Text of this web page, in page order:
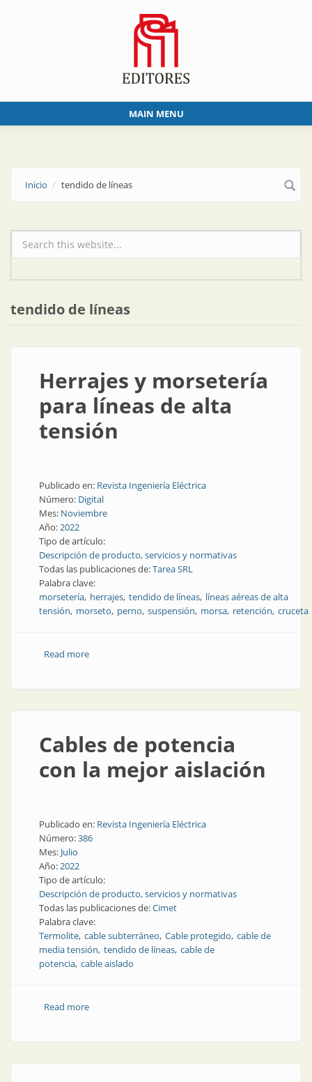
MAIN MENU
Inicio tendido de líneas
Formulario de búsqueda
tendido de líneas
Herrajes y morsetería
para líneas de alta
tensión
Publicado en: Revista Ingeniería Eléctrica
Número: Digital
Mes: Noviembre
Año:2022
Tipo de artículo:
Descripción de producto, servicios y normativas
Todas las publicaciones de:Tarea SRL
Palabra clave:
morsetería herrajes tendido de líneas líneas aéreas de alta
tensión morseto perno suspensión morsa retención cruceta
Read moreabout Herrajes y morsetería para líneas de alta
Cables de potencia
con la mejor aislación
Publicado en: Revista Ingeniería Eléctrica
Número:386
Mes: Julio
Año:2022
Tipo de artículo:
Descripción de producto, servicios y normativas
Todas las publicaciones de:Cimet
Palabra clave:
Termolite cable subterráneo Cable protegido cable de
media tensión tendido de líneas cable de
potencia cable aislado
Read moreabout Cables de potencia con la mejor aislación